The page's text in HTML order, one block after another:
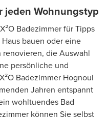
jeden Wohnungstyp
Badezimmer für Tipps
bauen oder eine
die Auswahl
persönliche und
Badezimmer Hognoul
Jahren entspannt
wohltuendes Bad
können Sie selbst